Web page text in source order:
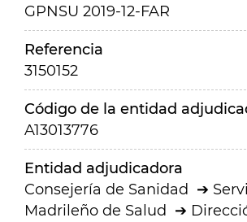
GPNSU 2019-12-FAR
Referencia
3150152
Código de la entidad
A13013776
Entidad adjudicadora
Consejería de Sanidad
Madrileño de Salud